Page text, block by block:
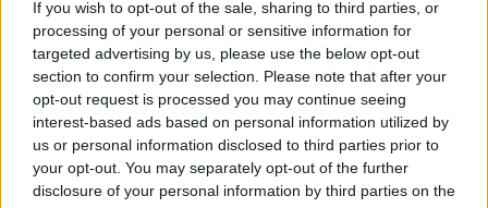
If you wish to opt-out of the sale, sharing to third parties, or
processing of your personal or sensitive information for
targeted advertising by us, please use the below opt-out
section to confirm your selection. Please note that after your
opt-out request is processed you may continue seeing
interest-based ads based on personal information utilized by
us or personal information disclosed to third parties prior to
your opt-out. You may separately opt-out of the further
disclosure of your personal information by third parties on the
posameznik kazensko odgovoren za javno spodbujanje
sovraštva, nasilja ali nestrpnosti. Komentarji z žaljivimi,
rasističnimi, diskriminatornimi ali nezakonitimi vsebinami
bodo odstranjeni. Pravila komentiranja →
Failed to fetch